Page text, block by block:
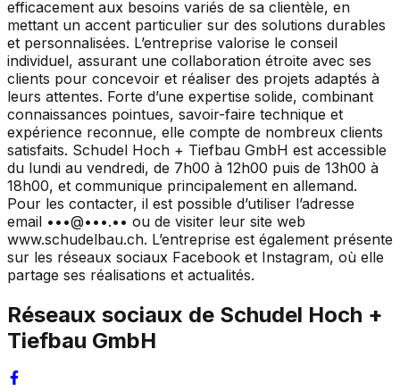
efficacement aux besoins variés de sa clientèle, en
mettant un accent particulier sur des solutions durables
et personnalisées. L’entreprise valorise le conseil
individuel, assurant une collaboration étroite avec ses
clients pour concevoir et réaliser des projets adaptés à
leurs attentes. Forte d’une expertise solide, combinant
connaissances pointues, savoir-faire technique et
expérience reconnue, elle compte de nombreux clients
satisfaits. Schudel Hoch + Tiefbau GmbH est accessible
du lundi au vendredi, de 7h00 à 12h00 puis de 13h00 à
18h00, et communique principalement en allemand.
Pour les contacter, il est possible d’utiliser l’adresse
email •••@•••.•• ou de visiter leur site web
www.schudelbau.ch. L’entreprise est également présente
sur les réseaux sociaux Facebook et Instagram, où elle
partage ses réalisations et actualités.
Réseaux sociaux de Schudel Hoch +
Tiefbau GmbH